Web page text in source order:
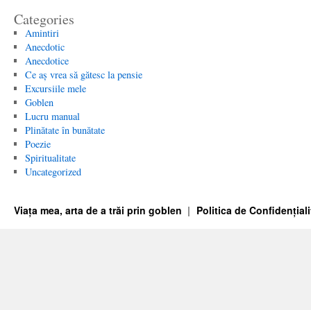
Categories
Amintiri
Anecdotic
Anecdotice
Ce aș vrea să gătesc la pensie
Excursiile mele
Goblen
Lucru manual
Plinătate în bunătate
Poezie
Spiritualitate
Uncategorized
Viața mea, arta de a trăi prin goblen Politica de